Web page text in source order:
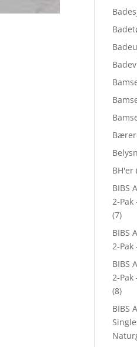
BH'er
BIBS
2-
(7)
BIBS
2-Pak
BIBS
2-
(8)
BIBS